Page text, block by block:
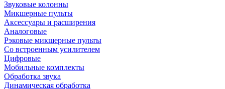
Звуковые колонны
Микшерные пульты
Аксессуары и расширения
Аналоговые
Рэковые микшерные пульты
Со встроенным усилителем
Цифровые
Мобильные комплекты
Обработка звука
Динамическая обработка